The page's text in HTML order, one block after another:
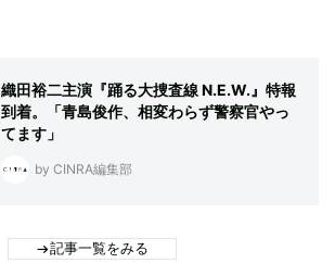
織田裕二主演『踊る大捜査線 N.E.W.』特報
到着。「青島俊作、相変わらず警察官やっ
てます」
by CINRA編集部
記事一覧をみる